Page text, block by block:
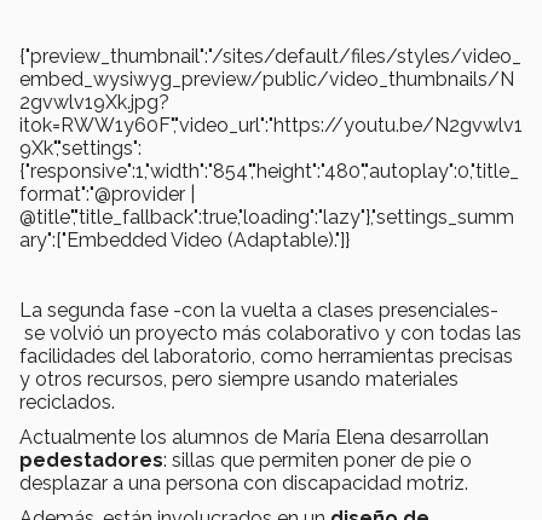
{"preview_thumbnail":"/sites/default/files/styles/video_
embed_wysiwyg_preview/public/video_thumbnails/N
2gvwlv19Xk.jpg?
itok=RWW1y60F","video_url":"https://youtu.be/N2gvwlv1
9Xk","settings":
{"responsive":1,"width":"854","height":"480","autoplay":0,"title_
format":"@provider |
@title","title_fallback":true,"loading":"lazy"},"settings_summ
ary":["Embedded Video (Adaptable)."]}
La segunda fase -con la vuelta a clases presenciales-
se volvió un proyecto más colaborativo y con todas las
facilidades del laboratorio, como herramientas precisas
y otros recursos, pero siempre usando materiales
reciclados.
Actualmente los alumnos de María Elena desarrollan
pedestadores: sillas que permiten poner de pie o
desplazar a una persona con discapacidad motriz.